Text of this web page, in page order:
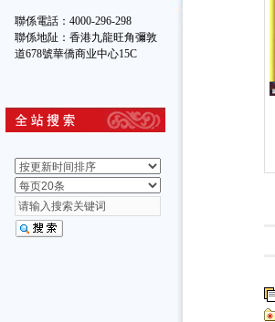
聯係電話：4000-296-298
聯係地阯：香港九龍旺角彌敦
道678號華僑商业中心15C